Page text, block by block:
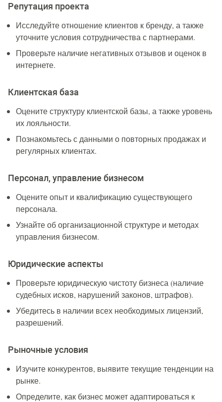
Репутация проекта
Исследуйте отношение клиентов к бренду, а также
уточните условия сотрудничества с партнерами.
Проверьте наличие негативных отзывов и оценок в
интернете.
Клиентская база
Оцените структуру клиентской базы, а также уровень
их лояльности.
Познакомьтесь с данными о повторных продажах и
регулярных клиентах.
Персонал, управление бизнесом
Оцените опыт и квалификацию существующего
персонала.
Узнайте об организационной структуре и методах
управления бизнесом.
Юридические аспекты
Проверьте юридическую чистоту бизнеса (наличие
судебных исков, нарушений законов, штрафов).
Убедитесь в наличии всех необходимых лицензий,
разрешений.
Рыночные условия
Изучите конкурентов, выявите текущие тенденции на
рынке.
Определите, как бизнес может адаптироваться к